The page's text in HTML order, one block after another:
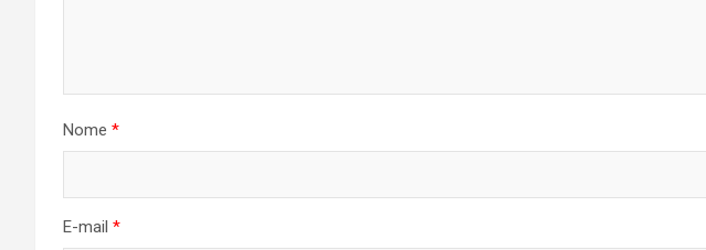
Nome *
E-mail *